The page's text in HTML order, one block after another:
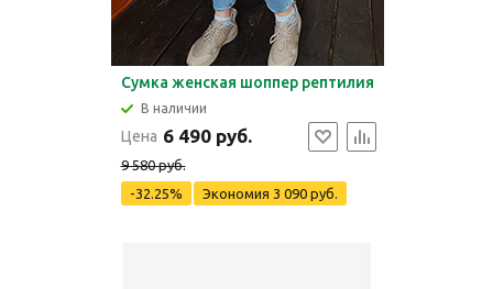
Сумка женская шоппер рептилия
В наличии
Цена 6 490 руб.
9 580 руб.
-32.25%
Экономия 3 090 руб.